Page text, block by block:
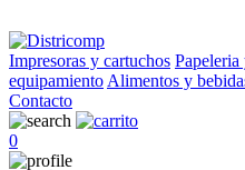
Impresoras y cartuchos
equipamiento Alimentos y
Contacto
0